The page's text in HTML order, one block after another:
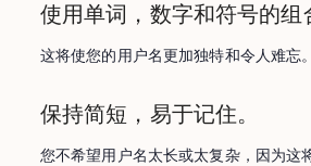
使用单词，数字和符号的组
这将使您的用户名更加独特和令人难忘。
保持简短，易于记住。
您不希望用户名太长或太复杂，因为这